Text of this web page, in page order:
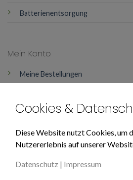
Mein Konto
Meine Bestellungen
Über Uns
Impressum
Datenschutz
Batterienentsorgung
Cookies &
Diese Website nutzt Cookies, um
Nutzererlebnis auf unserer
Datenschutz | Impressum